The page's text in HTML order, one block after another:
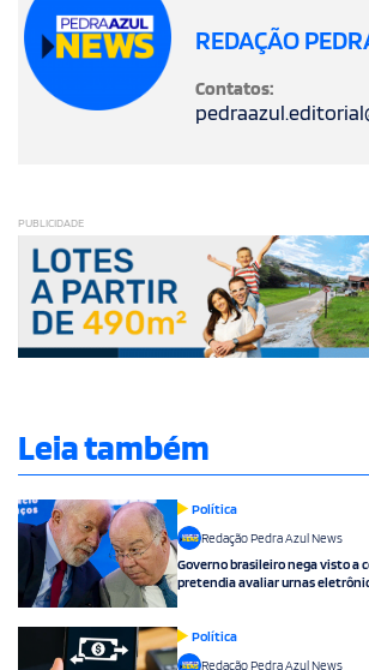
REDAÇÃO
Contatos:
PUBLICIDADE
Leia também
Política
Redação Pedra Azul News
Governo brasileiro nega visto a
pretendia avaliar urnas
Política
Redação Pedra Azul News